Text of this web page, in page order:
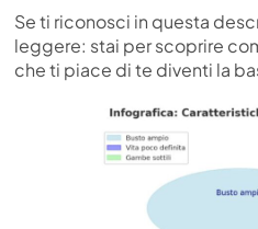
Se ti riconosci in questa
leggere: stai per scoprire
che ti piace di te diventi la